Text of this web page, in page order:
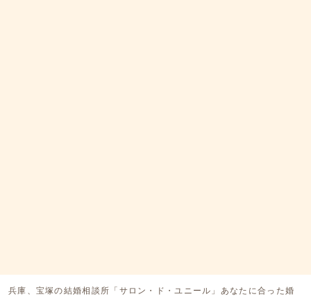
兵庫、宝塚の結婚相談所「サロン・ド・ユニール」あなたに合った婚